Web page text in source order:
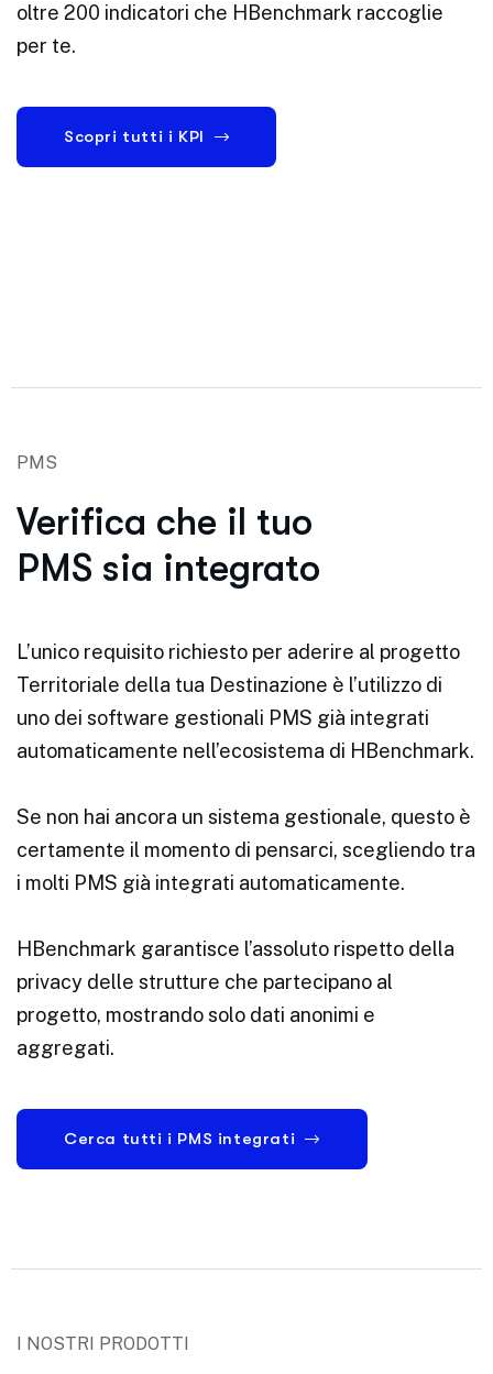
oltre 200 indicatori che HBenchmark raccoglie
per te.
Scopri tutti i KPI
PMS
Verifica che il tuo
PMS sia integrato
L’unico requisito richiesto per aderire al progetto
Territoriale della tua Destinazione è l’utilizzo di
uno dei software gestionali PMS già integrati
automaticamente nell’ecosistema di HBenchmark.
Se non hai ancora un sistema gestionale, questo è
certamente il momento di pensarci, scegliendo tra
i molti PMS già integrati automaticamente.
HBenchmark garantisce l’assoluto rispetto della
privacy delle strutture che partecipano al
progetto, mostrando solo dati anonimi e
aggregati.
Cerca tutti i PMS integrati
I NOSTRI PRODOTTI